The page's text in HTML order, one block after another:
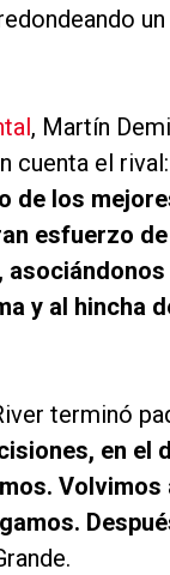
, Martín
cuenta el rival:
de los
esfuerzo
y al hincha
terminó
en el